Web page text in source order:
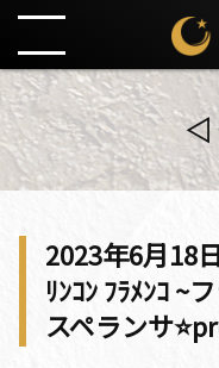
◁
2023年6月18
ﾘﾝｺﾝ ﾌﾗﾒﾝｺ ~
スペランサ